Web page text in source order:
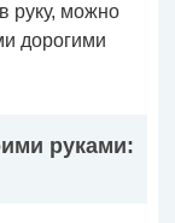
руку, можно
дорогими
руками: